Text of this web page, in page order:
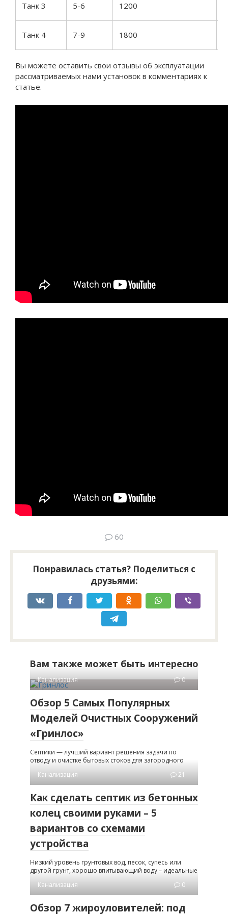
Танк 3 5-6 1200
Танк 4 7-9 1800
Вы можете оставить свои отзывы об эксплуатации
рассматриваемых нами установок в комментариях к
статье.
60
Понравилась статья? Поделиться с
друзьями:
Вам также может быть интересно
Канализация 0
Обзор 5 Самых Популярных
Моделей Очистных Сооружений
«Гринлос»
Септики — лучший вариант решения задачи по
отводу и очистке бытовых стоков для загородного
Канализация
21
Как сделать септик из бетонных
колец своими руками – 5
вариантов со схемами
устройства
Низкий уровень грунтовых вод, песок, супесь или
другой грунт, хорошо впитывающий воду – идеальные
Канализация
0
Обзор 7 жироуловителей: под